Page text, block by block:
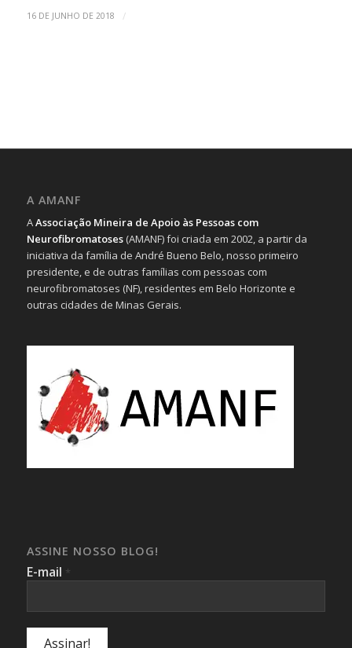
16 DE JUNHO DE 2018 /
A AMANF
AAssociação Mineira de Apoio às Pessoas com
Neurofibromatoses(AMANF) foi criada em 2002, a partir da
iniciativa da família de André Bueno Belo, nosso primeiro
presidente, e de outras famílias com pessoas com
neurofibromatoses (NF), residentes em Belo Horizonte e
outras cidades de Minas Gerais.
ASSINE NOSSO BLOG!
E-mail *